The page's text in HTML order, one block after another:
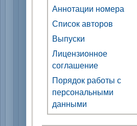
Аннотации номера
Список авторов
Выпуски
Лицензионное
соглашение
Порядок работы с
персональными
данными